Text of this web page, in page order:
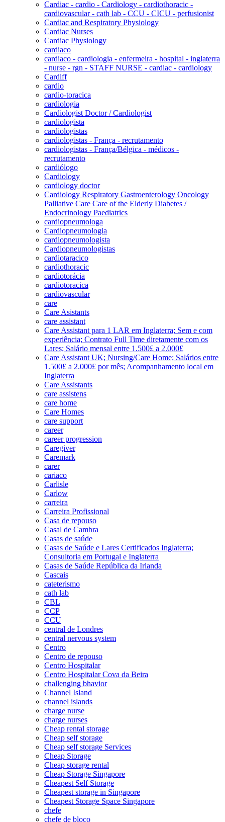
Cardiac - cardio - Cardiology - cardiothoracic -
cardiovascular - cath lab - CCU - CICU - perfusionist
Cardiac and Respiratory Physiology
Cardiac Nurses
Cardiac Physiology
cardiaco
cardiaco - cardiologia - enfermeira - hospital - inglaterra
- nurse - rgn - STAFF NURSE - cardiac - cardiology
Cardiff
cardio
cardio-toracica
cardiologia
Cardiologist Doctor / Cardiologist
cardiologista
cardiologistas
cardiologistas - França - recrutamento
cardiologistas - França/Bélgica - médicos -
recrutamento
cardiólogo
Cardiology
cardiology doctor
Cardiology Respiratory Gastroenterology Oncology
Palliative Care Care of the Elderly Diabetes /
Endocrinology Paediatrics
cardiopneumologa
Cardiopneumologia
cardiopneumologista
Cardiopneumologistas
cardiotaracico
cardiothoracic
cardiotorácia
cardiotoracica
cardiovascular
care
Care Asistants
care assistant
Care Assistant para 1 LAR em Inglaterra; Sem e com
experiência; Contrato Full Time diretamente com os
Lares; Salário mensal entre 1.500£ a 2.000£
Care Assistant UK; Nursing/Care Home; Salários entre
1.500£ a 2.000£ por mês; Acompanhamento local em
Inglaterra
Care Assistants
care assistens
care home
Care Homes
care support
career
career progression
Caregiver
Caremark
carer
cariaco
Carlisle
Carlow
carreira
Carreira Profissional
Casa de repouso
Casal de Cambra
Casas de saúde
Casas de Saúde e Lares Certificados Inglaterra;
Consultoria em Portugal e Inglaterra
Casas de Saúde República da Irlanda
Cascais
cateterismo
cath lab
CBL
CCP
CCU
central de Londres
central nervous system
Centro
Centro de repouso
Centro Hospitalar
Centro Hospitalar Cova da Beira
challenging bhavior
Channel Island
channel islands
charge nurse
charge nurses
Cheap rental storage
Cheap self storage
Cheap self storage Services
Cheap Storage
Cheap storage rental
Cheap Storage Singapore
Cheapest Self Storage
Cheapest storage in Singapore
Cheapest Storage Space Singapore
chefe
chefe de bloco